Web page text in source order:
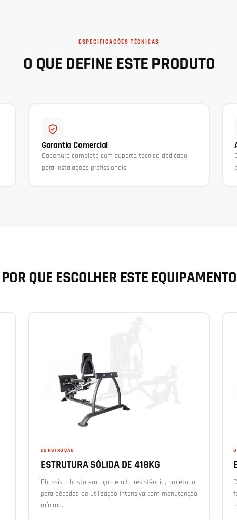
ESPECIFICAÇÕES TÉCNICAS
O QUE DEFINE ESTE PRODUTO
Garantia Comercial
Cobertura completa com suporte técnico dedicado
para instalações profissionais.
POR QUE ESCOLHER ESTE EQUIPAMENTO
CONSTRUÇÃO
ESTRUTURA SÓLIDA DE 418KG
Chassis robusto em aço de alta resistência, projetado
para décadas de utilização intensiva com manutenção
mínima.